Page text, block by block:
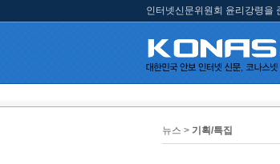
인터넷신문위원회 윤리강령을
뉴스 > 기획/특집